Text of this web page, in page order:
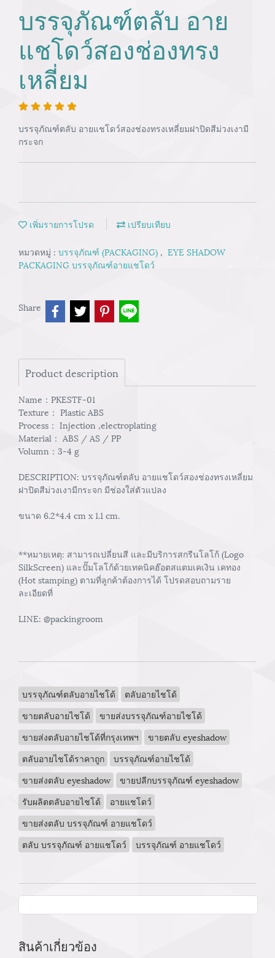
บรรจุภัณฑ์ตลับ อาย
แชโดว์สองช่องทรง
เหลี่ยม
บรรจุภัณฑ์ตลับ อายแชโดว์สองช่องทรงเหลี่ยมฝาปิดสีม่วงเงามี
กระจก
เพิ่มรายการโปรด เปรียบเทียบ
หมวดหมู่ : บรรจุภัณฑ์ (PACKAGING) , EYE SHADOW
PACKAGING บรรจุภัณฑ์อายแชโดว์
Share
Product description
Name：PKESTF-01
Texture： Plastic ABS
Process： Injection ,electroplating
Material： ABS / AS / PP
Volumn：3-4 g
DESCRIPTION: บรรจุภัณฑ์ตลับ อายแชโดว์สองช่องทรงเหลี่ยม
ฝาปิดสีม่วงเงามีกระจก มีช่องใส่ตัวแปลง
ขนาด 6.2*4.4 cm x 1.1 cm.
**หมายเหตุ: สามารถเปลี่ยนสี และมีบริการสกรีนโลโก้ (Logo
SilkScreen) และปั๊มโลโก้ด้วยเทคนิคฮ๊อตสแตมเคเงิน เคทอง
(Hot stamping) ตามที่ลูกค้าต้องการได้ โปรดสอบถามราย
ละเอียดที่
LINE: @packingroom
บรรจุภัณฑ์ตลับอายไชโด้
ตลับอายไชโด้
ขายตลับอายไชโด้
ขายส่งบรรจุภัณฑ์อายไชโด้
ขายส่งตลับอายไชโด้ที่กรุงเทพฯ
ขายตลับ eyeshadow
ตลับอายไชโด้ราคาถูก
บรรจุภัณฑ์อายไชโด้
ขายส่งตลับ eyeshadow
ขายปลีกบรรจุภัณฑ์ eyeshadow
รับผลิตตลับอายไชโด้
อายแชโดว์
ขายส่งตลับ บรรจุภัณฑ์ อายแชโดว์
ตลับ บรรจุภัณฑ์ อายแชโดว์
บรรจุภัณฑ์ อายแชโดว์
สินค้าเกี่ยวข้อง